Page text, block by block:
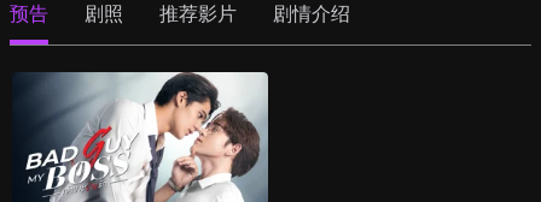
预告 剧照 推荐影片 剧情介绍